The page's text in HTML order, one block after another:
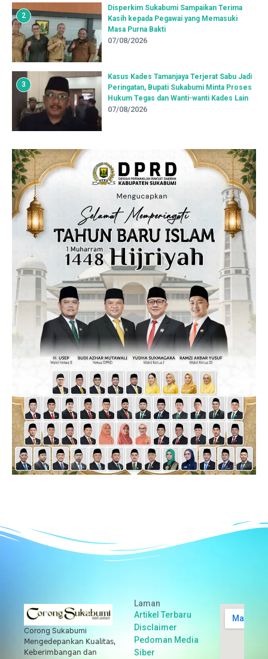
2
Disperkim Sukabumi Sampaikan Terima
Kasih kepada Pegawai yang Memasuki
Masa Purna Bakti
07/08/2026
3
Kasus Kades Tamanjaya Terjerat Sabu Jadi
Peringatan, Bupati Sukabumi Minta Proses
Hukum Tegas dan Wanti-wanti Kades Lain
07/08/2026
Corong Sukabumi
𝖬𝖾𝗇𝗀𝖾𝖽𝖾𝗉𝖺𝗇𝗄𝖺𝗇 𝖪𝗎𝖺𝗅𝗂𝗍𝖺𝗌,
𝖪𝖾𝖻𝖾𝗋𝗂𝗆𝖻𝖺𝗇𝗀𝖺𝗇 𝖽𝖺𝗇
Laman
Artikel Terbaru
Disclaimer
Pedoman Media
Siber